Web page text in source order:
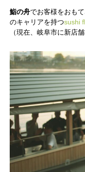
鮨の舟でお客様をおも
のキャリアを持つsushi
（現在、岐阜市に新店